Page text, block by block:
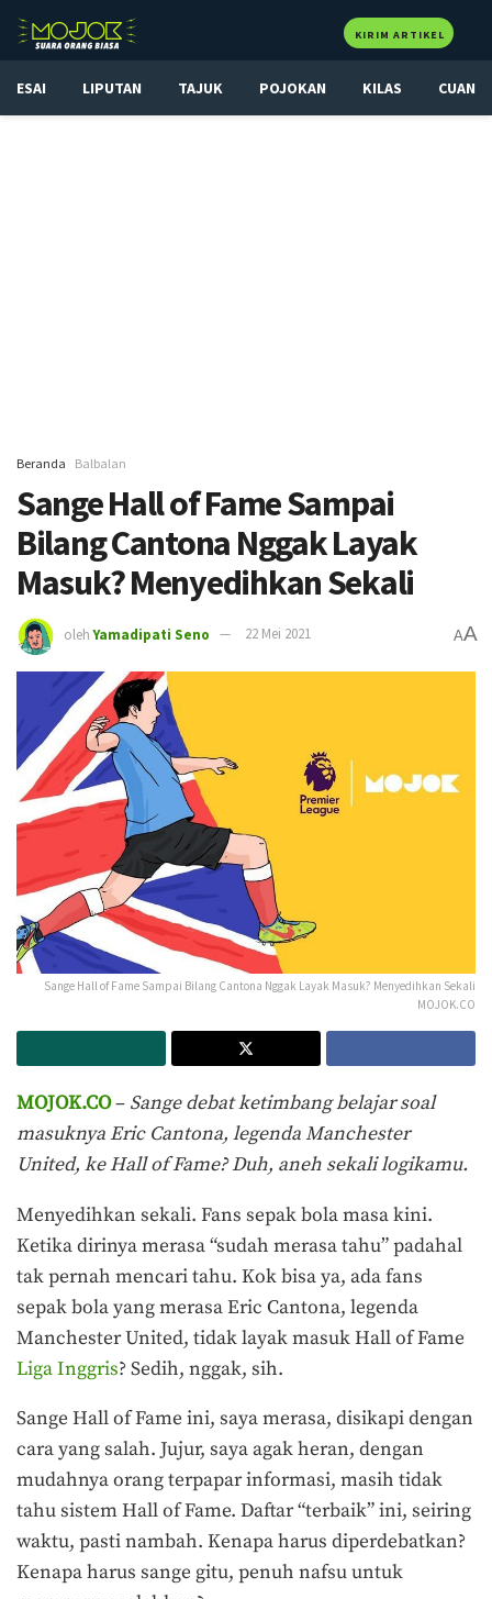
KIRIM ARTIKEL
ESAI LIPUTAN TAJUK POJOKAN KILAS CUAN
Beranda Balbalan
Sange Hall of Fame Sampai
Bilang Cantona Nggak Layak
Masuk? Menyedihkan Sekali
oleh Yamadipati Seno 22 Mei 2021 AA
Sange Hall of Fame Sampai Bilang Cantona Nggak Layak Masuk? Menyedihkan Sekali
MOJOK.CO
MOJOK.CO– Sange debat ketimbang belajar soal
masuknya Eric Cantona, legenda Manchester
United, ke Hall of Fame? Duh, aneh sekali logikamu.
Menyedihkan sekali. Fans sepak bola masa kini.
Ketika dirinya merasa “sudah merasa tahu” padahal
tak pernah mencari tahu. Kok bisa ya, ada fans
sepak bola yang merasa Eric Cantona, legenda
Manchester United, tidak layak masuk Hall of Fame
Liga Inggris? Sedih, nggak, sih.
Sange Hall of Fame ini, saya merasa, disikapi dengan
cara yang salah. Jujur, saya agak heran, dengan
mudahnya orang terpapar informasi, masih tidak
tahu sistem Hall of Fame. Daftar “terbaik” ini, seiring
waktu, pasti nambah. Kenapa harus diperdebatkan?
Kenapa harus sange gitu, penuh nafsu untuk